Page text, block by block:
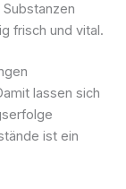
frisch und vital.
lassen sich
ist ein